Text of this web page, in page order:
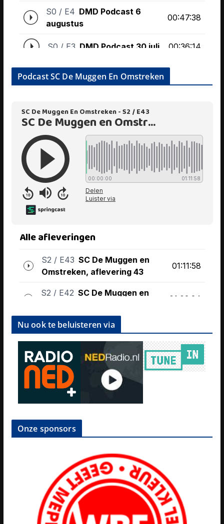
Podcast SC De Muggen En Omstreken
Nu ook te beluisteren via
Onze sponsors